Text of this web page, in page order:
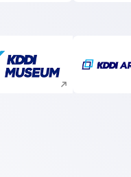
新規ウィンドウで開く